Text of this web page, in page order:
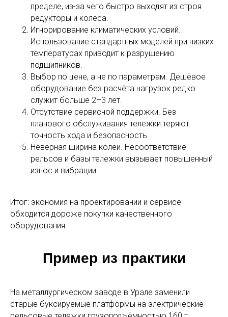
пределе, из-за чего быстро выходят из строя
редукторы и колёса.
Игнорирование климатических условий.
Использование стандартных моделей при низких
температурах приводит к разрушению
подшипников.
Выбор по цене, а не по параметрам. Дешёвое
оборудование без расчёта нагрузок редко
служит больше 2–3 лет.
Отсутствие сервисной поддержки. Без
планового обслуживания тележки теряют
точность хода и безопасность.
Неверная ширина колеи. Несоответствие
рельсов и базы тележки вызывает повышенный
износ и вибрации.
Итог: экономия на проектировании и сервисе
обходится дороже покупки качественного
оборудования.
Пример из практики
На металлургическом заводе в Урале заменили
старые буксируемые платформы на электрические